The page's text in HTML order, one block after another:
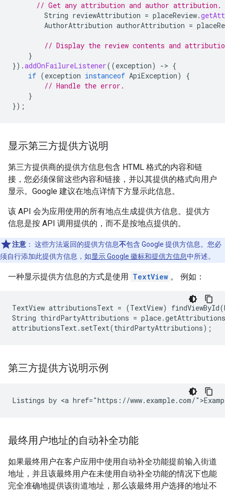
// Get any attribution and author attribution.
String reviewAttribution = placeReview.
AuthorAttribution authorAttribution =
// Display the review contents and
}
}).addOnFailureListener((exception) -> {
if (exception instanceof ApiException)
{
// Handle the error.
}
});
显示第三方提供方说明
第三方提供商的提供方信息包含 HTML 格式的内容和链
接，您必须保留这些内容和链接，并以其提供的格式向用户
显示。Google 建议在地点详情下方显示此信息。
该 API 会为应用使用的所有地点生成提供方信息。提供方
信息是按 API 调用提供的，而不是按地点提供的。
注意 ： 这些方法返回的提供方信息不包含 Google 提供方信息。您必
须自行添加此提供方信息，如显示 Google 徽标和提供方信息中所述。
一种显示提供方信息的方式是使用 TextView 。 例如：
TextView attributionsText = (TextView)
String thirdPartyAttributions =
attributionsText.setText(thirdPartyAttributions);
第三方提供方说明示例
Listings by <a href="https://www.example.com/
最终用户地址的自动补全功能
如果最终用户在客户应用中使用自动补全功能提前输入街道
地址，并且该最终用户在未使用自动补全功能的情况下也能
完全准确地提供该街道地址，那么该最终用户选择的地址不